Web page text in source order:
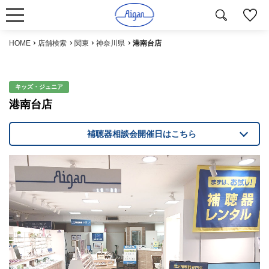
HOME 店舗検索 関東 神奈川県 港南台店
キッズ・ジュニア
港南台店
補聴器相談会開催日はこちら